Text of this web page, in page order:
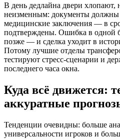
В день дедлайна двери хлопают,
неизменным: документы должны
медицинские заключения — в
подтверждены. Ошибка в одной
позже — и сделка уходит в
Потому лучшие отделы
тестируют стресс-сценарии и
последнего часа окна.
Куда всё движется:
аккуратные
Тенденции очевидны: больше
универсальности игроков и